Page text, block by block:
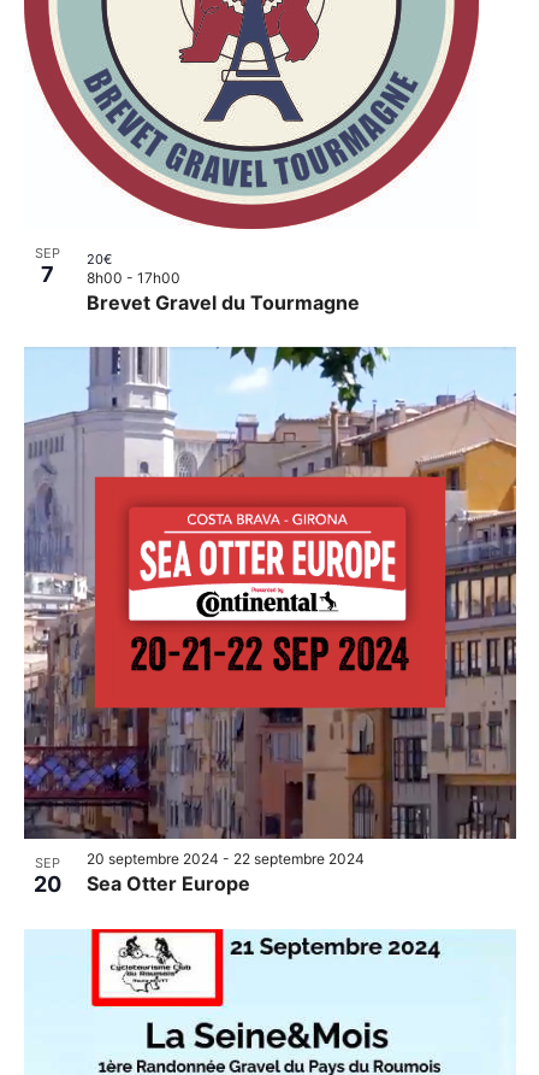
SEP
7
Brevet Gravel du Tourmagne
8h00 - 17h00
20€
SEP
20 Sea Otter Europe
20 septembre 2024 - 22 septembre 2024